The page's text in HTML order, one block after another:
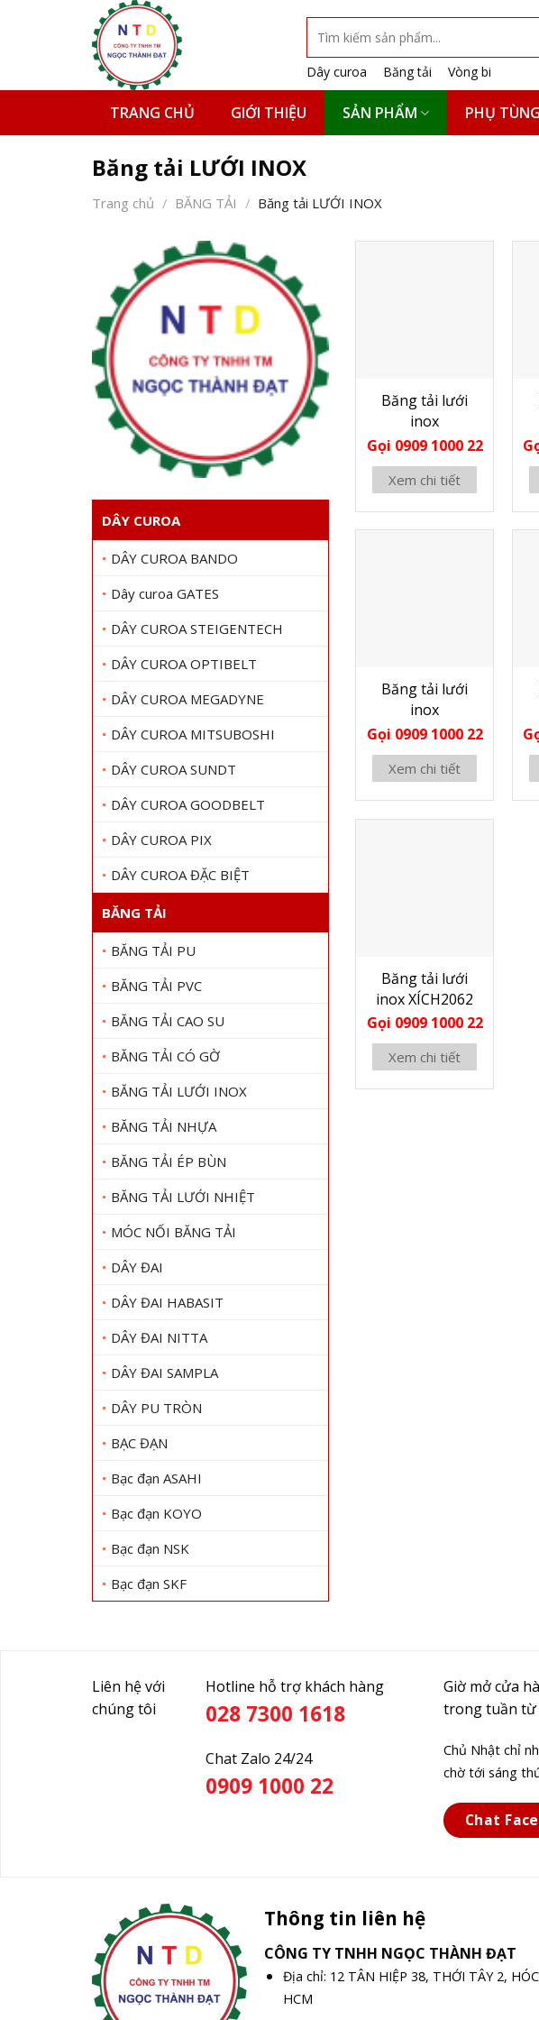
kiếm:
Dây curoa
Băng tải Vòng bi
TRANG CHỦ GIỚI THIỆU SẢN PHẨM PHỤ
Băng tải LƯỚI INOX
Trang chủ / BĂNG TẢI / Băng tải LƯỚI INOX
DÂY CUROA
DÂY CUROA BANDO
Dây curoa GATES
DÂY CUROA STEIGENTECH
DÂY CUROA OPTIBELT
DÂY CUROA MEGADYNE
DÂY CUROA MITSUBOSHI
DÂY CUROA SUNDT
DÂY CUROA GOODBELT
DÂY CUROA PIX
DÂY CUROA ĐẶC BIỆT
BĂNG TẢI
BĂNG TẢI PU
BĂNG TẢI PVC
BĂNG TẢI CAO SU
BĂNG TẢI CÓ GỜ
BĂNG TẢI LƯỚI INOX
BĂNG TẢI NHỰA
BĂNG TẢI ÉP BÙN
BĂNG TẢI LƯỚI NHIỆT
MÓC NỐI BĂNG TẢI
DÂY ĐAI
DÂY ĐAI HABASIT
DÂY ĐAI NITTA
DÂY ĐAI SAMPLA
DÂY PU TRÒN
BẠC ĐẠN
Bạc đạn ASAHI
Bạc đạn KOYO
Bạc đạn NSK
Bạc đạn SKF
Băng tải lưới
inox
Gọi 0909 1000 22
Xem chi tiết
Băng tải lưới
inox
Gọi 0909 1000 22
Xem chi tiết
Băng tải lưới
inox XÍCH2062
Gọi 0909 1000 22
Xem chi tiết
Liên hệ với
chúng tôi
Hotline hỗ trợ khách hàng
028 7300 1618
Chat Zalo 24/24
0909 1000 22
Giờ mở cửa
trong tuần từ
Chủ Nhật chỉ
chờ tới sáng
Chat
Thông tin liên hệ
CÔNG TY TNHH NGỌC THÀNH ĐẠT
Địa chỉ: 12 TÂN HIỆP 38, THỚI TÂY 2,
HCM